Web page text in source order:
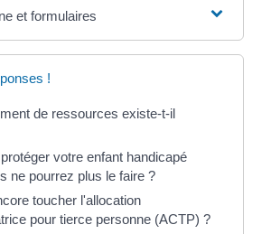
et formulaires
!
de ressources existe-t-il
votre enfant handicapé
ne pourrez plus le faire ?
toucher l'allocation
pour tierce personne (ACTP) ?